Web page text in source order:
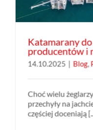
Katamarany
producentów i
14.10.2025 | Blog,
Choć wielu
przechyły na
częściej doceniają